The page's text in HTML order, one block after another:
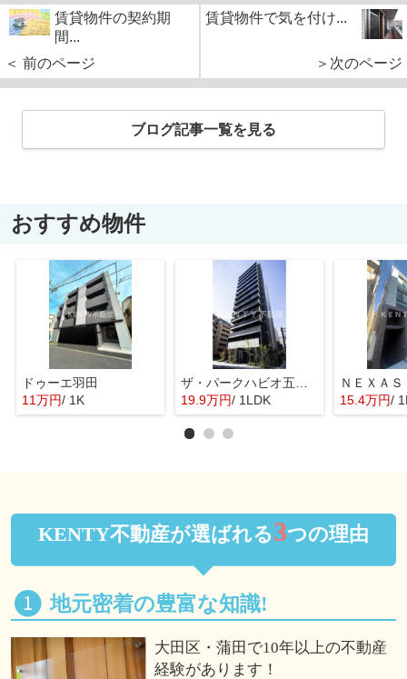
賃貸物件の契約期
間...
＜ 前のページ
賃貸物件で気を付け...
＞次のページ
ブログ記事一覧を見る
おすすめ物件
ドゥーエ羽田
11万円/ 1K
ザ・パークハビオ五反田
19.9万円/ 1LDK
ＮＥＸＡ
15.4万円/
KENTY不動産が選ばれる3つの理由
地元密着の豊富な知識!
大田区・蒲田で10年以上の不動産
経験があります！